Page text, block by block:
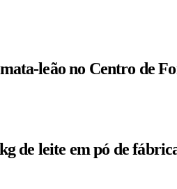
leão no Centro de
de leite em pó de